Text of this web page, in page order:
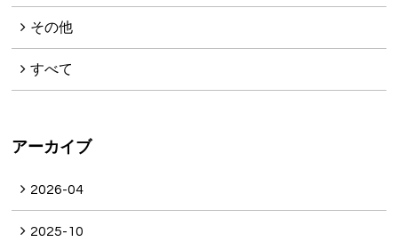
その他
すべて
アーカイブ
2026-04
2025-10